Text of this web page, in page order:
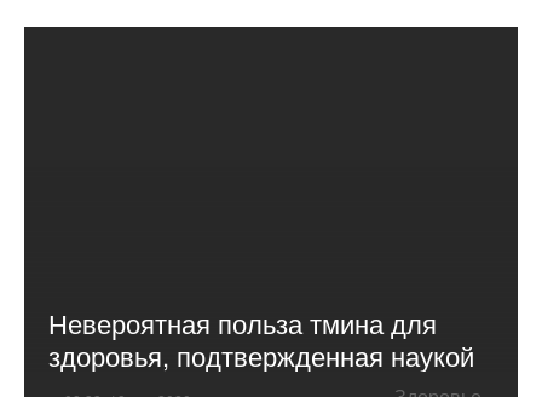
Невероятная польза тмина для
здоровья, подтвержденная наукой